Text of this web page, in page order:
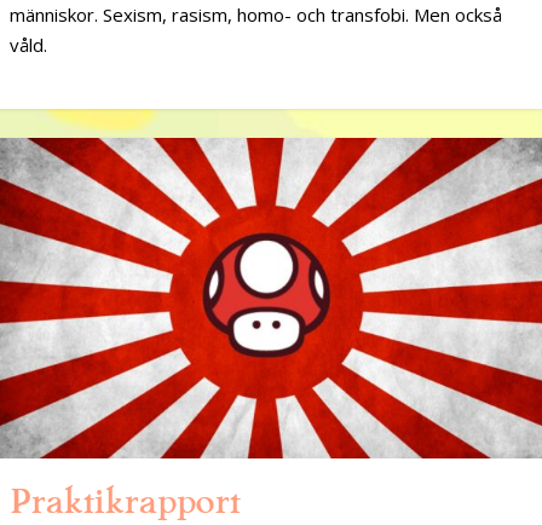
människor. Sexism, rasism, homo- och transfobi. Men också
våld.
Praktikrapport